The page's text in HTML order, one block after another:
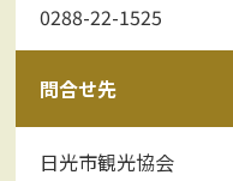
0288-22-1525
問合せ先
日光市観光協会